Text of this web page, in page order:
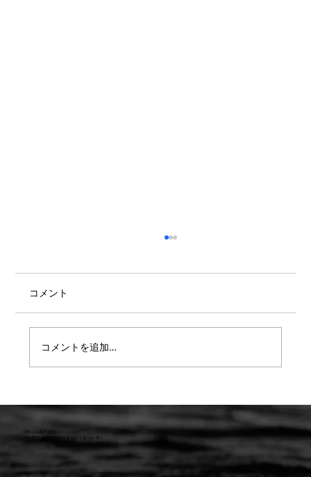
らせ
コメント
コメントを追加…
小林ゴム株式会社
441-8016 愛知県豊橋市新栄町字東小向76-1